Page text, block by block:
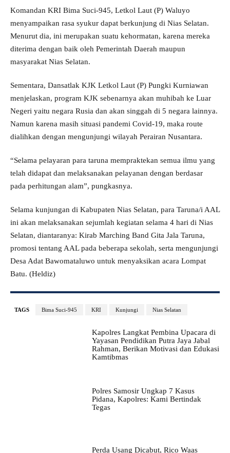
Komandan KRI Bima Suci-945, Letkol Laut (P) Waluyo
menyampaikan rasa syukur dapat berkunjung di Nias Selatan.
Menurut dia, ini merupakan suatu kehormatan, karena mereka
diterima dengan baik oleh Pemerintah Daerah maupun
masyarakat Nias Selatan.
Sementara, Dansatlak KJK Letkol Laut (P) Pungki Kurniawan
menjelaskan, program KJK sebenarnya akan muhibah ke Luar
Negeri yaitu negara Rusia dan akan singgah di 5 negara lainnya.
Namun karena masih situasi pandemi Covid-19, maka route
dialihkan dengan mengunjungi wilayah Perairan Nusantara.
“Selama pelayaran para taruna mempraktekan semua ilmu yang
telah didapat dan melaksanakan pelayanan dengan berdasar
pada perhitungan alam”, pungkasnya.
Selama kunjungan di Kabupaten Nias Selatan, para Taruna/i AAL
ini akan melaksanakan sejumlah kegiatan selama 4 hari di Nias
Selatan, diantaranya: Kirab Marching Band Gita Jala Taruna,
promosi tentang AAL pada beberapa sekolah, serta mengunjungi
Desa Adat Bawomataluwo untuk menyaksikan acara Lompat
Batu. (Heldiz)
TAGS Bima Suci-945 KRI Kunjungi Nias Selatan
Kapolres Langkat Pembina Upacara di
Yayasan Pendidikan Putra Jaya Jabal
Rahman, Berikan Motivasi dan Edukasi
Kamtibmas
Polres Samosir Ungkap 7 Kasus
Pidana, Kapolres: Kami Bertindak
Tegas
Perda Usang Dicabut, Rico Waas